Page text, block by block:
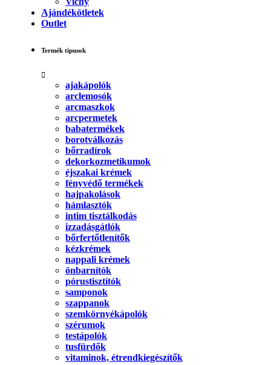
Ajándékötletek
Outlet
Termék típusok
ajakápolók
arclemosók
arcmaszkok
arcpermetek
babatermékek
borotválkozás
bőrradírok
dekorkozmetikumok
éjszakai krémek
fényvédő termékek
hajpakolások
hámlasztók
intim tisztálkodás
izzadásgátlók
bőrfertőtlenítők
kézkrémek
nappali krémek
önbarnítók
pórustisztítók
samponok
szappanok
szemkörnyékápolók
szérumok
testápolók
tusfürdők
vitaminok, étrendkiegészítők